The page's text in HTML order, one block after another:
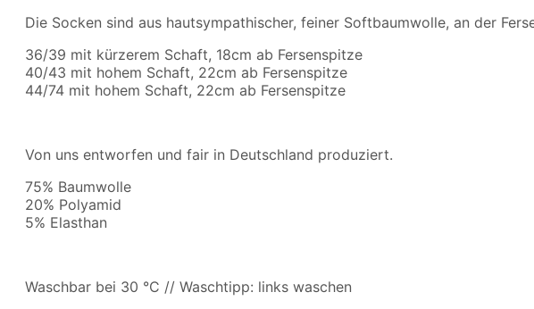
Die Socken sind aus hautsympathischer, feiner Softbaumwolle, an der
36/39 mit kürzerem Schaft, 18cm ab Fersenspitze
40/43 mit hohem Schaft, 22cm ab Fersenspitze
44/74 mit hohem Schaft, 22cm ab Fersenspitze
Von uns entworfen und fair in Deutschland produziert.
75% Baumwolle
20% Polyamid
5% Elasthan
Waschbar bei 30 °C // Waschtipp: links waschen